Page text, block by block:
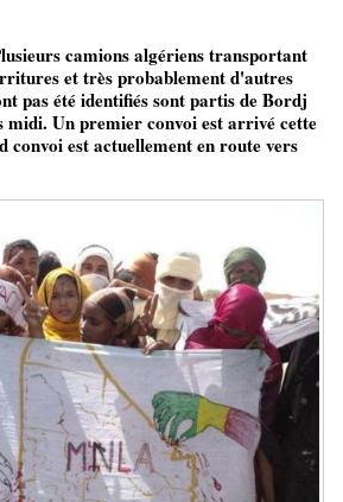
camions algériens transportant
et très probablement d'autres
pas été identifiés sont partis de Bordj
Un premier convoi est arrivé cette
convoi est actuellement en route vers